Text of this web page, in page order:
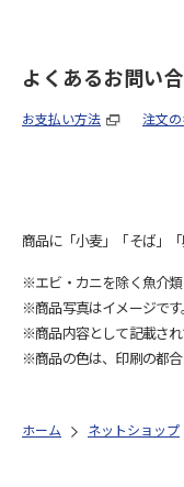
よくあるお問い
お支払い方法 注文
商品に「小麦」「そば」
※エビ・カニを除く魚介
※商品写真はイメージです。
※商品内容として記載され
※商品の色は、印刷の都合
ホーム ネットショップ